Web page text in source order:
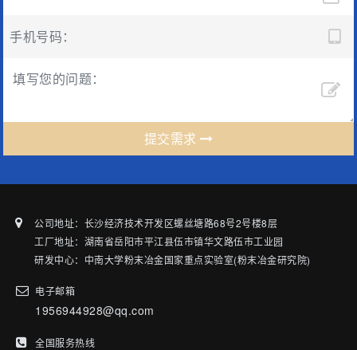
提交需求
公司地址：长沙经济技术开发区螺丝塘路68号2号楼8层
工厂地址：湖南省岳阳市平江县伍市镇华文路伍市工业园
研发中心：中南大学粉末冶金国家重点实验室(粉末冶金研究院)
电子邮箱
1956944928@qq.com
全国服务热线